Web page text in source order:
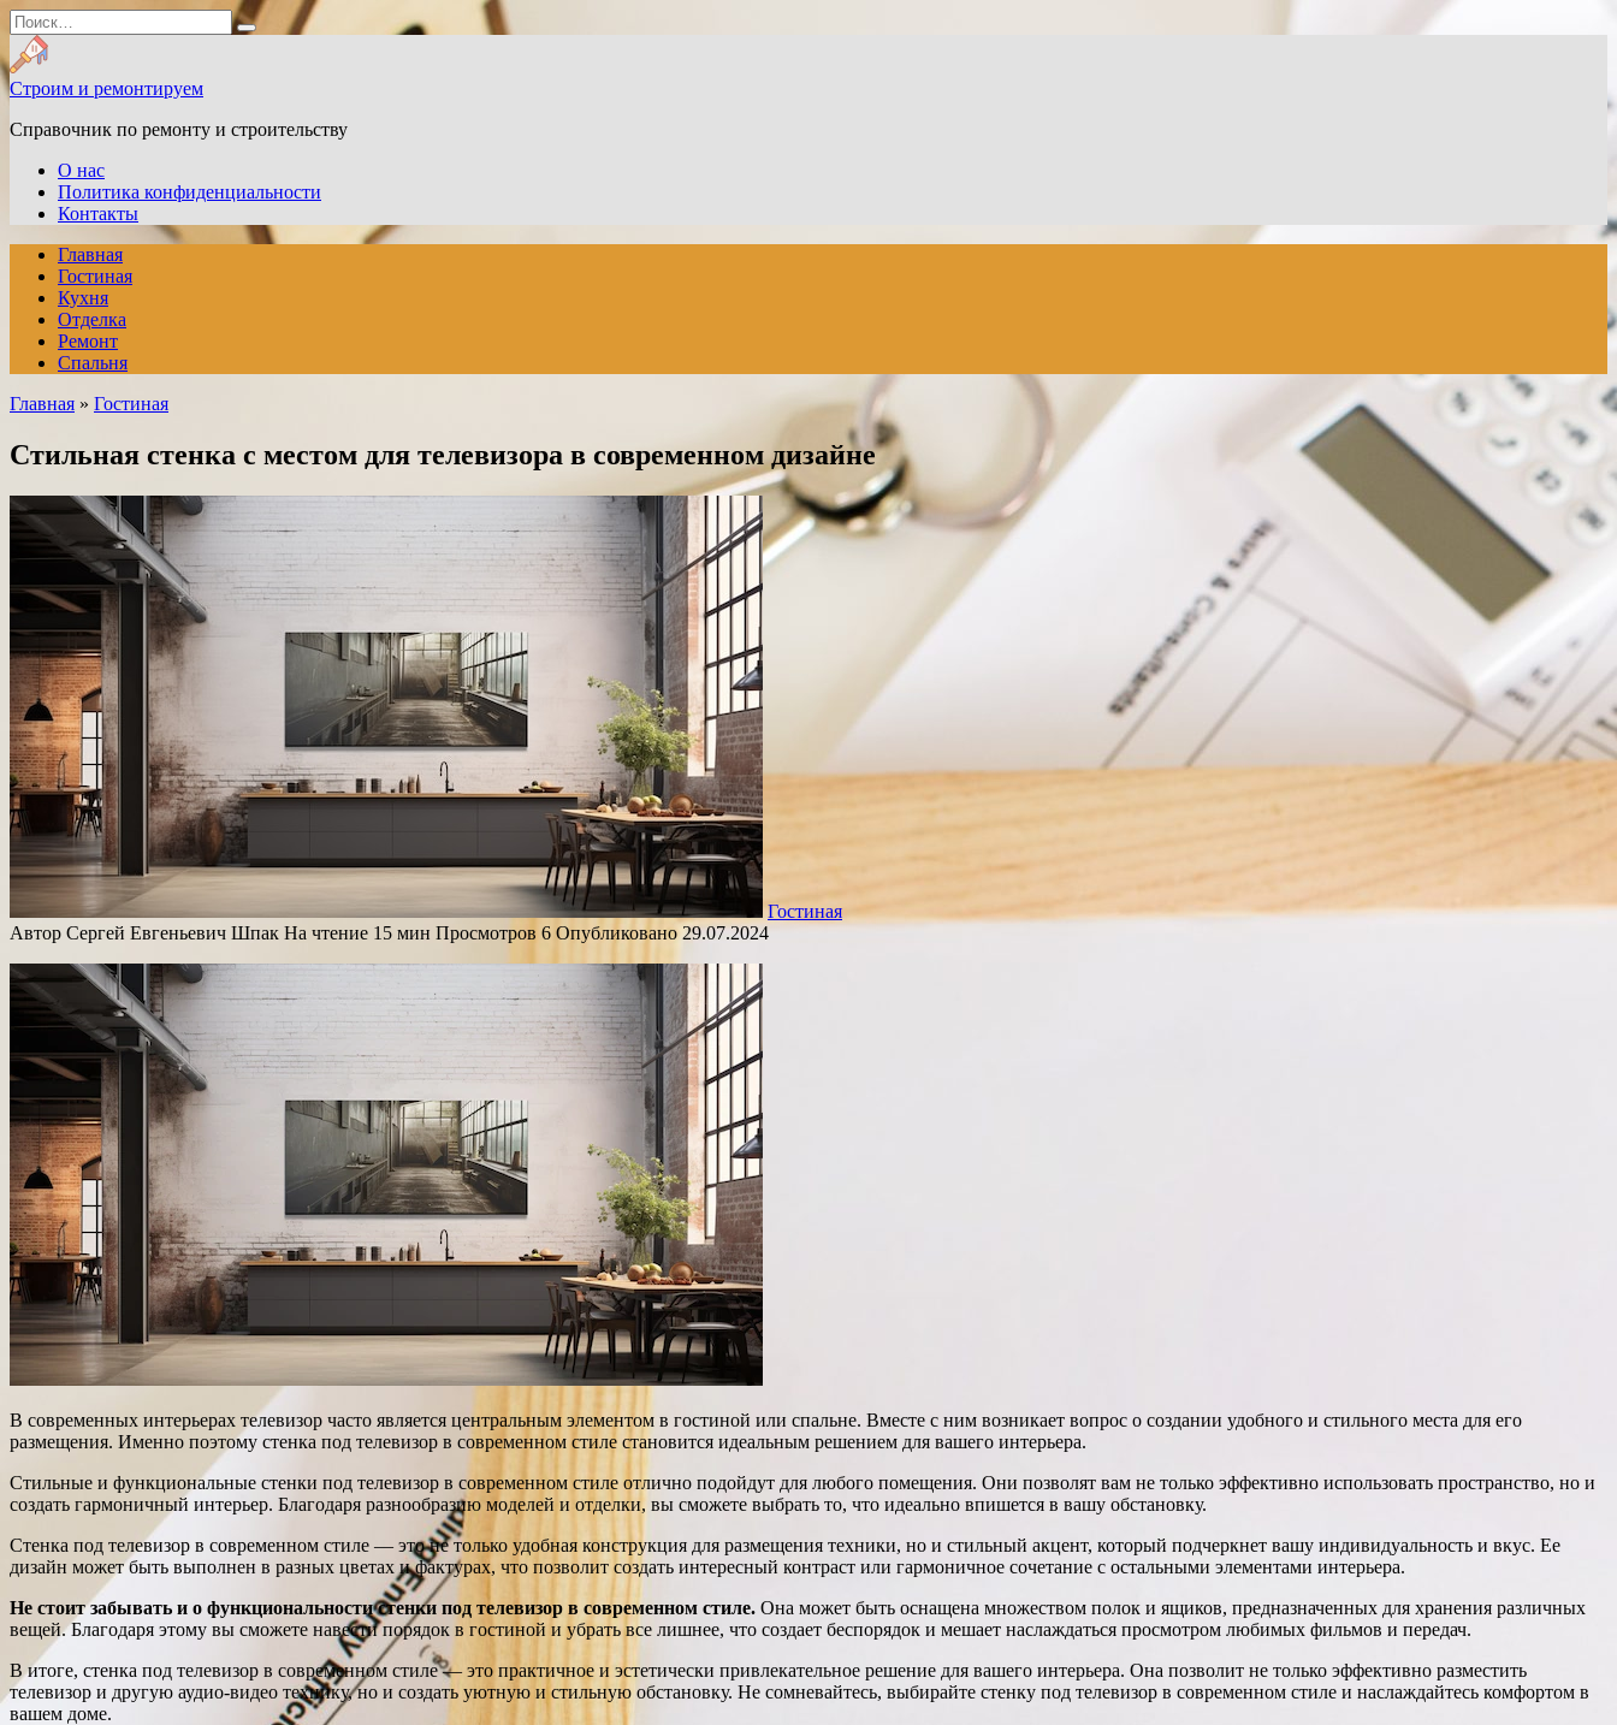
Перейти
к
содержанию
Search
for:
Строим и ремонтируем
Справочник по ремонту и строительству
О нас
Политика конфиденциальности
Контакты
Главная
Гостиная
Кухня
Отделка
Ремонт
Спальня
Главная » Гостиная
Стильная стенка с местом для телевизора в современном дизайне
Гостиная
Автор Сергей Евгеньевич Шпак На чтение 15 мин Просмотров 6 Опубликовано 29.07.2024
В современных интерьерах телевизор часто является центральным элементом в гостиной или спальне. Вместе с ним возникает вопрос о создании удобного и стильного места для его
размещения. Именно поэтому стенка под телевизор в современном стиле становится идеальным решением для вашего интерьера.
Стильные и функциональные стенки под телевизор в современном стиле отлично подойдут для любого помещения. Они позволят вам не только эффективно использовать пространство, но и
создать гармоничный интерьер. Благодаря разнообразию моделей и отделки, вы сможете выбрать то, что идеально впишется в вашу обстановку.
Стенка под телевизор в современном стиле — это не только удобная конструкция для размещения техники, но и стильный акцент, который подчеркнет вашу индивидуальность и вкус. Ее
дизайн может быть выполнен в разных цветах и фактурах, что позволит создать интересный контраст или гармоничное сочетание с остальными элементами интерьера.
Не стоит забывать и о функциональности стенки под телевизор в современном стиле. Она может быть оснащена множеством полок и ящиков, предназначенных для хранения различных
вещей. Благодаря этому вы сможете навести порядок в гостиной и убрать все лишнее, что создает беспорядок и мешает наслаждаться просмотром любимых фильмов и передач.
В итоге, стенка под телевизор в современном стиле — это практичное и эстетически привлекательное решение для вашего интерьера. Она позволит не только эффективно разместить
телевизор и другую аудио-видео технику, но и создать уютную и стильную обстановку. Не сомневайтесь, выбирайте стенку под телевизор в современном стиле и наслаждайтесь комфортом в
вашем доме.